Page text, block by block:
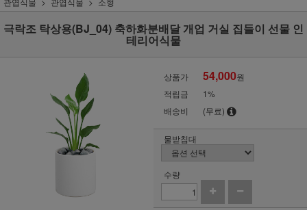
극락조 탁상용(BJ_04) 축하화분배달 개업 거실 집들이 선물 인
테리어식물
상품가 54,000원
적립금
1%
배송비
(무료)
물받침대
수량